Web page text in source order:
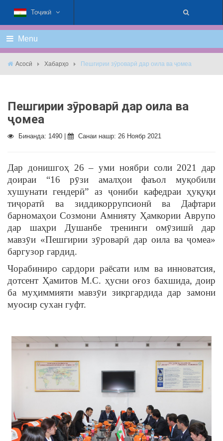
Тоҷикӣ
Menu
Асосӣ Хабарҳо Пешгирии зӯроварӣ дар оила ва ҷомеа
Пешгирии зӯроварӣ дар оила ва
ҷомеа
Бинанда: 1490 | Санаи нашр: 26 Ноябр 2021
Дар донишгоҳ 26 – уми ноябри соли 2021 дар
доираи “16 рӯзи амалҳои фаъол муқобили
хушунати гендерӣ” аз ҷониби кафедраи ҳуқуқи
тиҷоратӣ ва зиддикоррупсионӣ ва Дафтари
барномаҳои Созмони Амнияту Ҳамкории Аврупо
дар шаҳри Душанбе тренинги омӯзишӣ дар
мавзӯи «Пешгирии зӯроварӣ дар оила ва ҷомеа»
баргузор гардид.
Чорабиниро сардори раёсати илм ва инноватсия,
дотсент Ҳамитов М.С. ҳусни оғоз бахшида, доир
ба муҳиммияти мавзӯи зикргардида дар замони
муосир сухан гуфт.